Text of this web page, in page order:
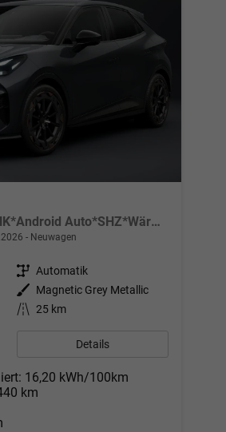
VZ 55,2 kWh 226 PS AHK*Android Auto*SHZ*WärmePumpe*ACC*Kamera*Keyless*2Z Klimaauto*
Neuwagen
Getriebe Automatik
Außenfarbe
Magnetic Grey Metallic
Kilometerstand 25 km
Details
16,20 kWh/100km
km